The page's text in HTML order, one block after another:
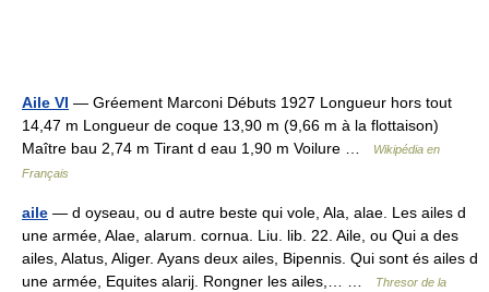
Aile VI — Gréement Marconi Débuts 1927 Longueur hors tout
14,47 m Longueur de coque 13,90 m (9,66 m à la flottaison)
Maître bau 2,74 m Tirant d eau 1,90 m Voilure …
Wikipédia en
Français
aile — d oyseau, ou d autre beste qui vole, Ala, alae. Les ailes d
une armée, Alae, alarum. cornua. Liu. lib. 22. Aile, ou Qui a des
ailes, Alatus, Aliger. Ayans deux ailes, Bipennis. Qui sont és ailes d
une armée, Equites alarij. Rongner les ailes,… …
Thresor de la